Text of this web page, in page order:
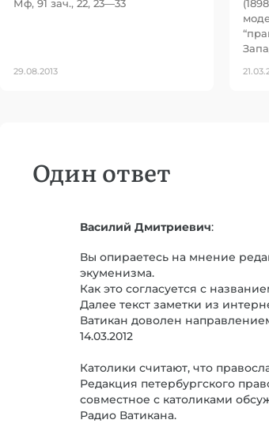
Мф, 91 зач., 22, 23—33
29.08.2013
Один ответ
Василий Дмитриевич:
Вы опираетесь на мнение
экуменизма.
Как это согласуется с
Далее текст заметки из
Ватикан доволен
14.03.2012
Католики считают, что
Редакция петербургского
совместное с католиками
Радио Ватикана.